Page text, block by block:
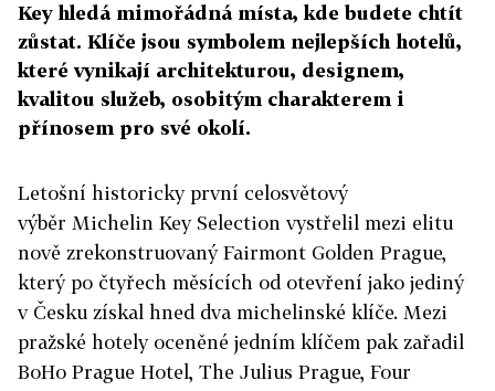
Key hledá mimořádná místa, kde budete chtít
zůstat. Klíče jsou symbolem nejlepších hotelů,
které vynikají architekturou, designem,
kvalitou služeb, osobitým charakterem i
přínosem pro své okolí.
Letošní historicky první celosvětový
výběr Michelin Key Selection vystřelil mezi elitu
nově zrekonstruovaný Fairmont Golden Prague,
který po čtyřech měsících od otevření jako jediný
v Česku získal hned dva michelinské klíče. Mezi
pražské hotely oceněné jedním klíčem pak zařadil
BoHo Prague Hotel, The Julius Prague, Four